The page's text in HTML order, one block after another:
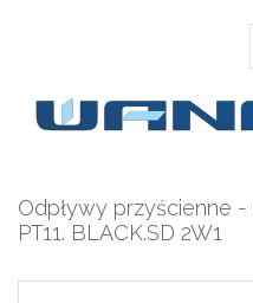
Odpływy przyścienne -
PT11. BLACK.SD 2W1